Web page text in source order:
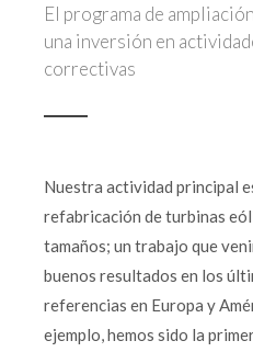
El programa de
una inversión en
correctivas
Nuestra actividad principal
refabricación de turbinas
tamaños; un trabajo que
buenos resultados en los
referencias en Europa y
ejemplo, hemos sido la